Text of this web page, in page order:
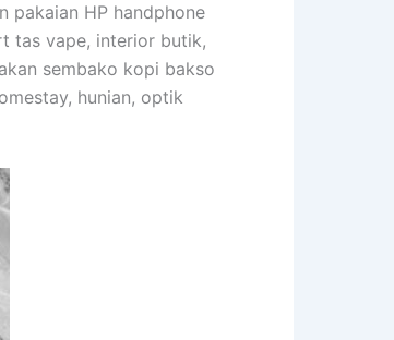
HP handphone
tas vape, interior butik,
sembako kopi bakso
hunian, optik